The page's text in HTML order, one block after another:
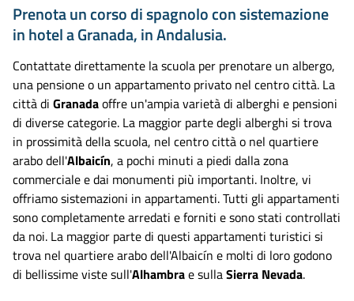
Prenota un corso di spagnolo con sistemazione
in hotel a Granada, in Andalusia.
Contattate direttamente la scuola per prenotare un albergo,
una pensione o un appartamento privato nel centro città. La
città di Granadaoffre un'ampia varietà di alberghi e pensioni
di diverse categorie. La maggior parte degli alberghi si trova
in prossimità della scuola, nel centro città o nel quartiere
arabo dell'Albaicín, a pochi minuti a piedi dalla zona
commerciale e dai monumenti più importanti. Inoltre, vi
offriamo sistemazioni in appartamenti. Tutti gli appartamenti
sono completamente arredati e forniti e sono stati controllati
da noi. La maggior parte di questi appartamenti turistici si
trova nel quartiere arabo dell'Albaicín e molti di loro godono
di bellissime viste sull'Alhambrae sullaSierra Nevada.